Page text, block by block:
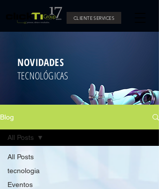
CLIENTE SERVICES
NOVIDADES
TECNOLÓGICAS
Blog
All Posts
tecnologia
Eventos
All Posts